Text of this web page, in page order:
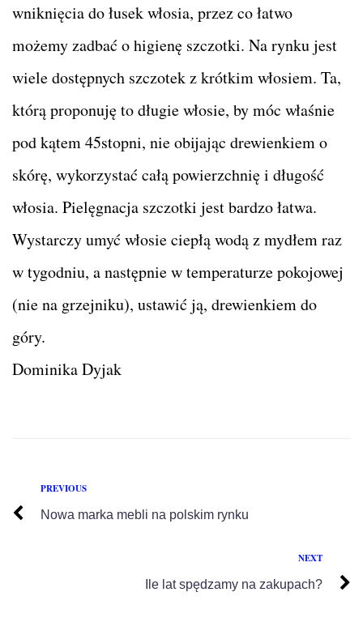
wniknięcia do łusek włosia, przez co łatwo
możemy zadbać o higienę szczotki. Na rynku jest
wiele dostępnych szczotek z krótkim włosiem. Ta,
którą proponuję to długie włosie, by móc właśnie
pod kątem 45stopni, nie obijając drewienkiem o
skórę, wykorzystać całą powierzchnię i długość
włosia. Pielęgnacja szczotki jest bardzo łatwa.
Wystarczy umyć włosie ciepłą wodą z mydłem raz
w tygodniu, a następnie w temperaturze pokojowej
(nie na grzejniku), ustawić ją, drewienkiem do
góry.
Dominika Dyjak
PREVIOUS
Nowa marka mebli na polskim rynku
NEXT
Ile lat spędzamy na zakupach?